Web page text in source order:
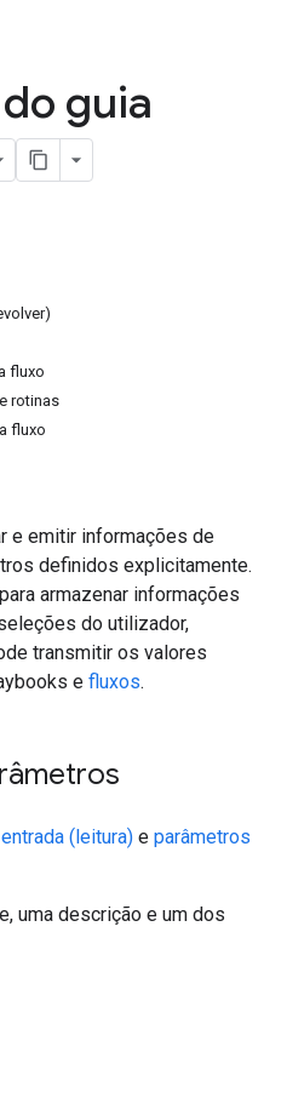
guia
fluxo
rotinas
fluxo
e emitir informações de
definidos explicitamente.
armazenar informações
do utilizador,
transmitir os valores
e fluxos.
(leitura) e parâmetros
uma descrição e um dos